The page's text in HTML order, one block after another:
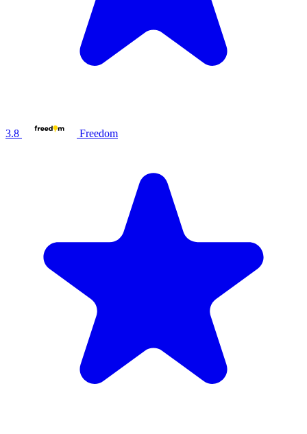
3.8 Freedom